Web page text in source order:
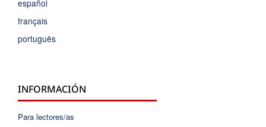
español
français
português
INFORMACIÓN
Para lectores/as